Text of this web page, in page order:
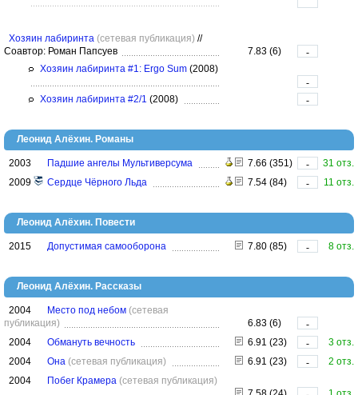
Хозяин лабиринта (сетевая публикация) //
Соавтор: Роман Папсуев
7.83 (6)
-
Хозяин лабиринта #1: Ergo Sum (2008)
-
Хозяин лабиринта #2/1 (2008) -
Леонид Алёхин. Романы
2003 Падшие ангелы Мультиверсума 7.66 (351) -
31 отз.
2009
Сердце Чёрного Льда 7.54 (84) - 11 отз.
Леонид Алёхин. Повести
2015 Допустимая самооборона 7.80 (85) - 8 отз.
Леонид Алёхин. Рассказы
2004 Место под небом (сетевая
публикация)
6.83 (6)
-
2004
Обмануть вечность 6.91 (23) -
3 отз.
2004
Она (сетевая публикация) 6.91 (23) -
2 отз.
2004
Побег Крамера (сетевая публикация)